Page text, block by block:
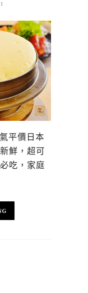
平價日本
鮮，超可
吃，家庭